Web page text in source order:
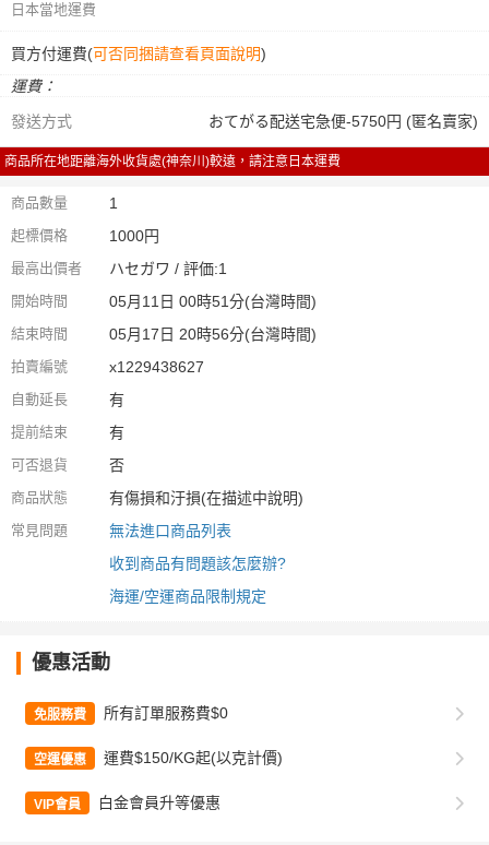
日本當地運費
買方付運費(可否同捆請查看頁面說明)
運費：
發送方式
おてがる配送宅急便-5750円 (匿名賣家)
商品所在地距離海外收貨處(神奈川)較遠，請注意日本運費
商品數量 1
起標價格 1000円
最高出價者 ハセガワ / 評価:1
開始時間 05月11日 00時51分(台灣時間)
結束時間 05月17日 20時56分(台灣時間)
拍賣編號 x1229438627
自動延長 有
提前結束 有
可否退貨 否
商品狀態 有傷損和汙損(在描述中說明)
常見問題
無法進口商品列表
收到商品有問題該怎麼辦?
海運/空運商品限制規定
優惠活動
免服務費 所有訂單服務費$0
空運優惠 運費$150/KG起(以克計價)
VIP會員 白金會員升等優惠